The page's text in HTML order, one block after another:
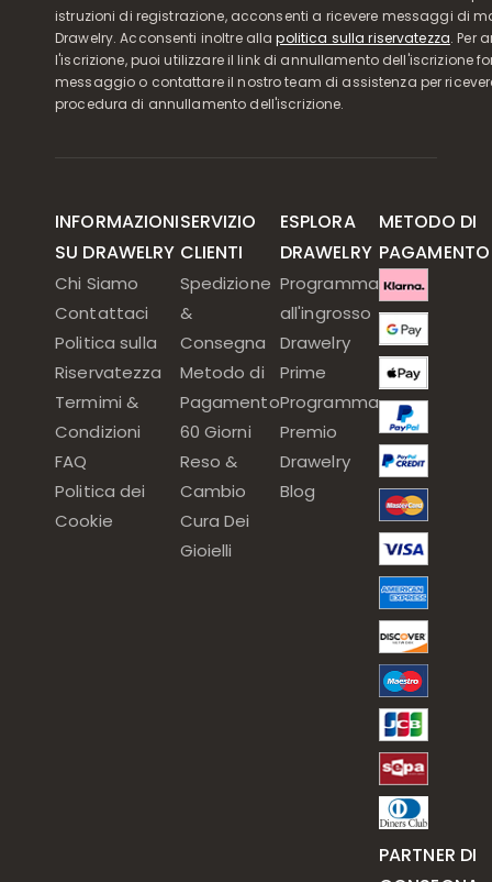
istruzioni di registrazione, acconsenti a ricevere messaggi di
Drawelry. Acconsenti inoltre allapolitica sulla riservatezza. Per
l'iscrizione, puoi utilizzare il link di annullamento dell'iscrizione
messaggio o contattare il nostro team di assistenza per
procedura di annullamento dell'iscrizione.
INFORMAZIONI
SU DRAWELRY
Chi Siamo
Contattaci
Politica sulla
Riservatezza
Termimi &
Condizioni
FAQ
Politica dei
Cookie
SERVIZIO
CLIENTI
Spedizione
&
Consegna
Metodo di
Pagamento
60 Giorni
Reso &
Cambio
Cura Dei
Gioielli
ESPLORA
DRAWELRY
Programma
all'ingrosso
Drawelry
Prime
Programma
Premio
Drawelry
Blog
METODO DI
PAGAMENTO
PARTNER DI